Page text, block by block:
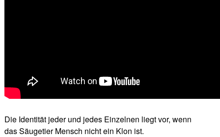
Die Identität jeder und jedes Einzelnen liegt vor, wenn
das Säugetier Mensch nicht ein Klon ist.